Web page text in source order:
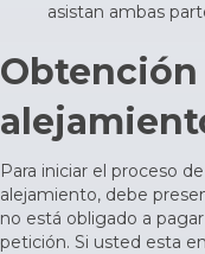
asistan ambas
Para iniciar el proceso
alejamiento, debe
no está obligado a
petición. Si usted esta